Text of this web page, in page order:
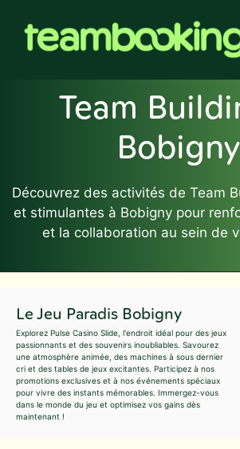
contenu
Team
Bobigny
Découvrez des activités de Team
et stimulantes à Bobigny pour
et la collaboration au sein de
Le Jeu Paradis Bobigny
Explorez Pulse Casino Slide, l'endroit idéal pour des jeux
passionnants et des souvenirs inoubliables. Savourez
une atmosphère animée, des machines à sous dernier
cri et des tables de jeux excitantes. Participez à nos
promotions exclusives et à nos événements spéciaux
pour vivre des instants mémorables. Immergez-vous
dans le monde du jeu et optimisez vos gains dès
maintenant !